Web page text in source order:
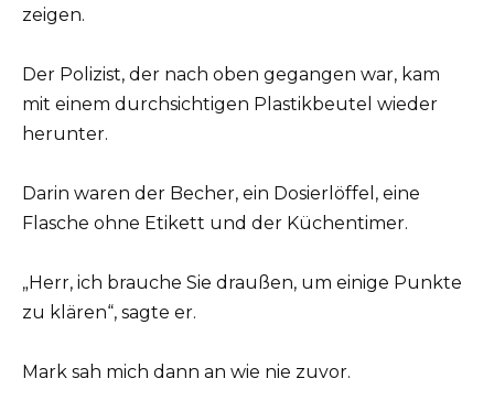
zeigen.
Der Polizist, der nach oben gegangen war, kam
mit einem durchsichtigen Plastikbeutel wieder
herunter.
Darin waren der Becher, ein Dosierlöffel, eine
Flasche ohne Etikett und der Küchentimer.
„Herr, ich brauche Sie draußen, um einige Punkte
zu klären“, sagte er.
Mark sah mich dann an wie nie zuvor.